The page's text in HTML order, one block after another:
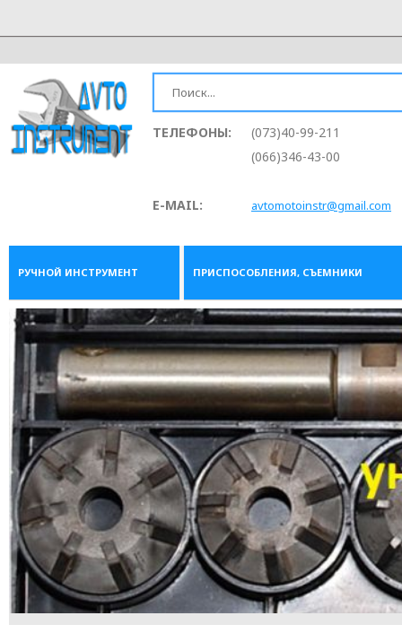
ТЕЛЕФОНЫ:
(073)40-99-211
(066)346-43-00
E-MAIL: avtomotoinstr@gmail.com
РУЧНОЙ ИНСТРУМЕНТ ПРИСПОСОБЛЕНИЯ, СЪЕМНИКИ